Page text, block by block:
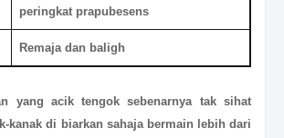
peringkat prapubesens
Remaja dan baligh
yang acik tengok sebenarnya tak sihat
kanak di biarkan sahaja bermain lebih dari